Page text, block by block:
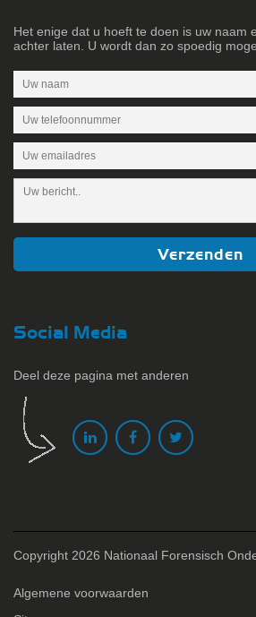
Het enige dat u hoeft te doen is uw naam
achter laten. U wordt dan zo spoedig
Social Media
Deel deze pagina met anderen
Copyright 2026 Nationaal Forensisch
Algemene voorwaarden